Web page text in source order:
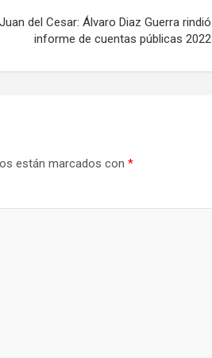
del Cesar: Álvaro Diaz Guerra rindió
informe de cuentas públicas 2022
están marcados con *